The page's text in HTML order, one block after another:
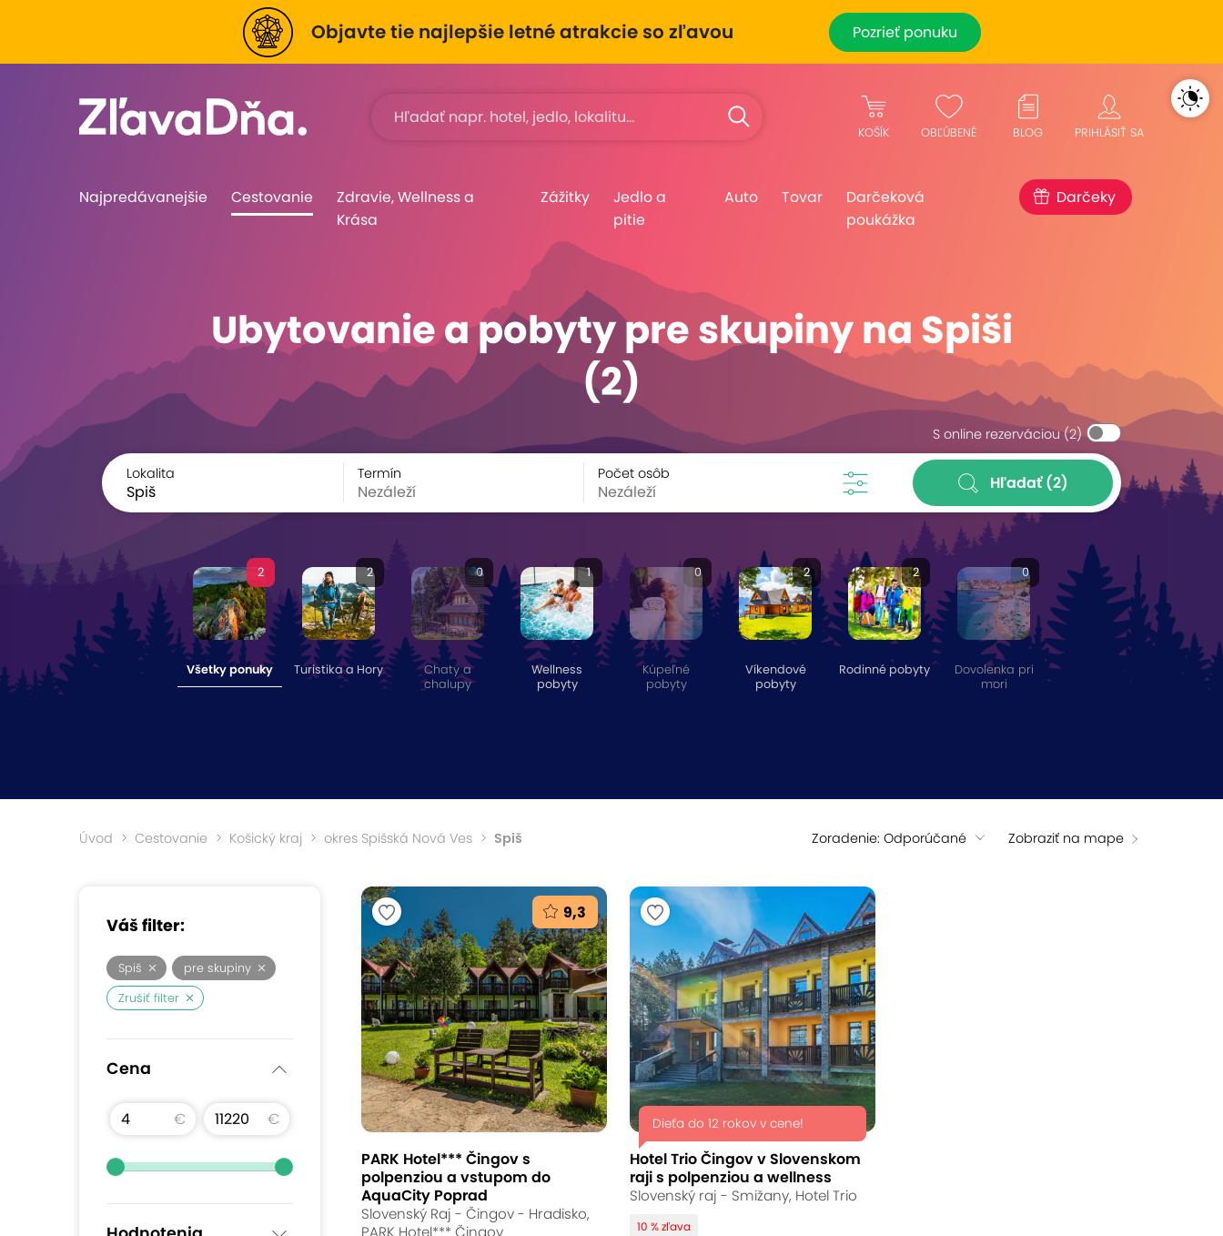
Objavte tie najlepšie letné atrakcie so zľavou Pozrieť ponuku
KOŠÍK OBĽÚBENÉ BLOG PRIHLÁSIŤ SA
Najpredávanejšie Cestovanie
Zdravie, Wellness a
Krása
Zážitky
Jedlo a
pitie
Auto Tovar
Darčeková
poukážka
Darčeky
Ubytovanie a pobyty pre skupiny na Spiši
(2)
S online rezerváciou(2)
Lokalita Termín Počet osôb Hľadať(2)
2
Všetky ponuky
2
Turistika a Hory
0
Chaty a
chalupy
1
Wellness
pobyty
0
Kúpeľné
pobyty
2
Víkendové
pobyty
2
Rodinné pobyty
0
Dovolenka pri
mori
Úvod Cestovanie Košický kraj okres Spišská Nová Ves Spiš Zoradenie: Odporúčané Zobraziť na mape
Váš filter:
Spiš
pre skupiny
Zrušiť filter
Cena
€ €
9,3
PARK Hotel*** Čingov s
polpenziou a vstupom do
AquaCity Poprad
Slovenský Raj - Čingov - Hradisko,
PARK Hotel*** Čingov
Dieťa do 12 rokov v cene!
Hotel Trio Čingov v Slovenskom
raji s polpenziou a wellness
Slovenský raj - Smižany, Hotel Trio
10 % zľava